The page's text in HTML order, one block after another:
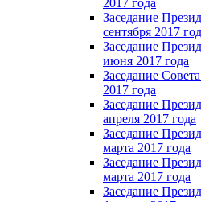
Заседание
сентября 2017
Заседание
июня 2017 года
Заседание
2017 года
Заседание
апреля 2017 года
Заседание
марта 2017 года
Заседание
марта 2017 года
Заседание